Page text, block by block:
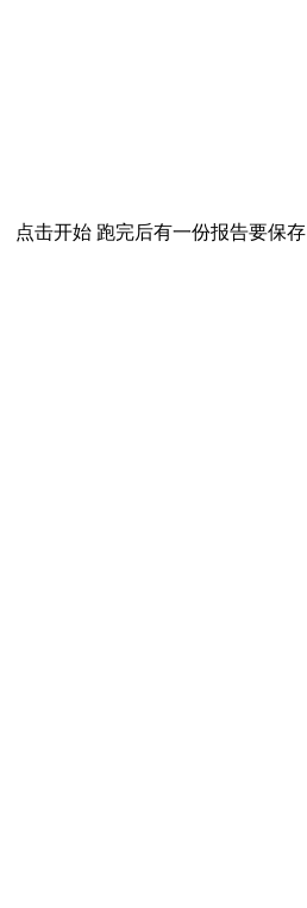
点击开始 跑完后有一份报告要保存